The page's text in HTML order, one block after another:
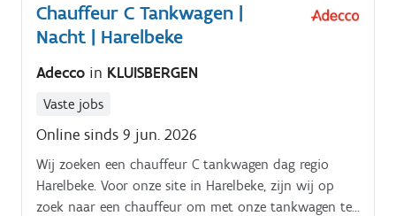
Chauffeur C Tankwagen |
Nacht | Harelbeke
Adecco in KLUISBERGEN
Vaste jobs
Online sinds 9 jun. 2026
Wij zoeken een chauffeur C tankwagen dag regio
Harelbeke. Voor onze site in Harelbeke, zijn wij op
zoek naar een chauffeur om met onze tankwagen te